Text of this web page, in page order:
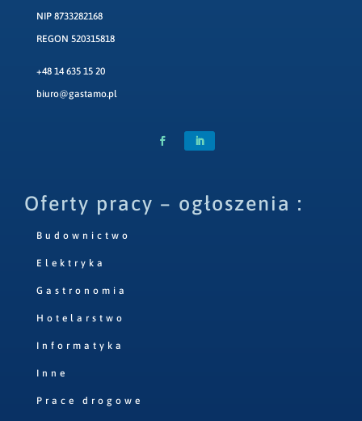
NIP 8733282168
REGON 520315818
+48 14 635 15 20
biuro@gastamo.pl
Oferty pracy – ogłoszenia :
Budownictwo
Elektryka
Gastronomia
Hotelarstwo
Informatyka
Inne
Prace drogowe